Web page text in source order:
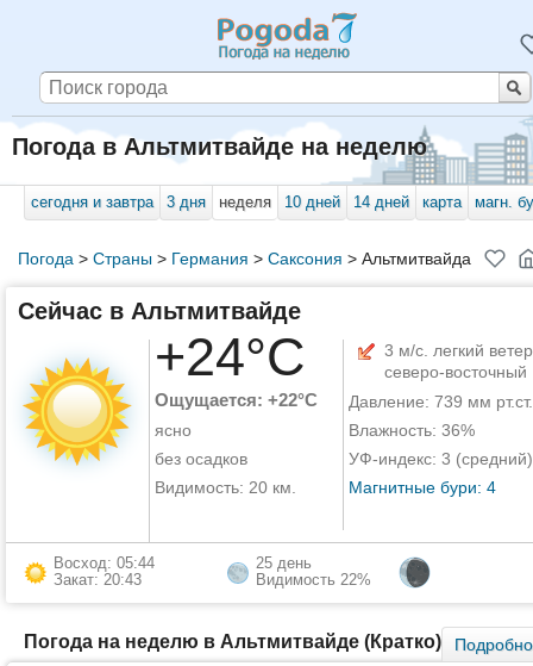
Погода в Альтмитвайде на неделю
сегодня и завтра 3 дня неделя 10 дней 14 дней карта магн.
Погода > Страны> Германия > Саксония > Альтмитвайда
Сейчас в Альтмитвайде
+24°C
Ощущается: +22°C
ясно
без осадков
Видимость: 20 км.
3 м/с. легкий
северо-восточный
Давление: 739 мм рт.ст.
Влажность: 36%
УФ-индекс: 3 (средний)
Магнитные бури: 4
Восход: 05:44
Закат: 20:43
25 день
Видимость 22%
Погода на неделю в Альтмитвайде (Кратко) Подробно